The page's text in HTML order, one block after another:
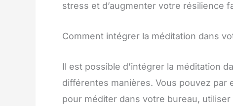
stress et d’augmenter votre résilience
Comment intégrer la méditation dans
Il est possible d’intégrer la méditation
différentes manières. Vous pouvez
pour méditer dans votre bureau,